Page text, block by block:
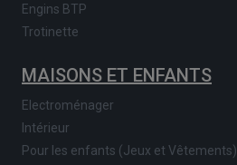
Engins BTP
Trotinette
MAISONS ET ENFANTS
Electroménager
Intérieur
Pour les enfants (Jeux et Vêtements)